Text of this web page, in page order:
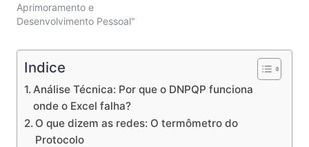
Aprimoramento e
Desenvolvimento Pessoal"
Indice
Análise Técnica: Por que o DNPQP funciona
onde o Excel falha?
O que dizem as redes: O termômetro do
Protocolo